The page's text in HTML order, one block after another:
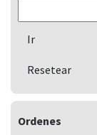
Ordenes